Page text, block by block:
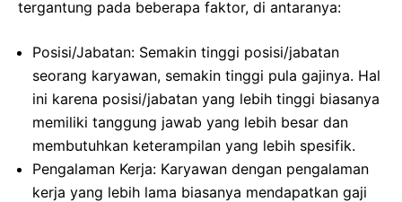
tergantung pada beberapa faktor, di antaranya:
Posisi/Jabatan: Semakin tinggi posisi/jabatan
seorang karyawan, semakin tinggi pula gajinya. Hal
ini karena posisi/jabatan yang lebih tinggi biasanya
memiliki tanggung jawab yang lebih besar dan
membutuhkan keterampilan yang lebih spesifik.
Pengalaman Kerja: Karyawan dengan pengalaman
kerja yang lebih lama biasanya mendapatkan gaji